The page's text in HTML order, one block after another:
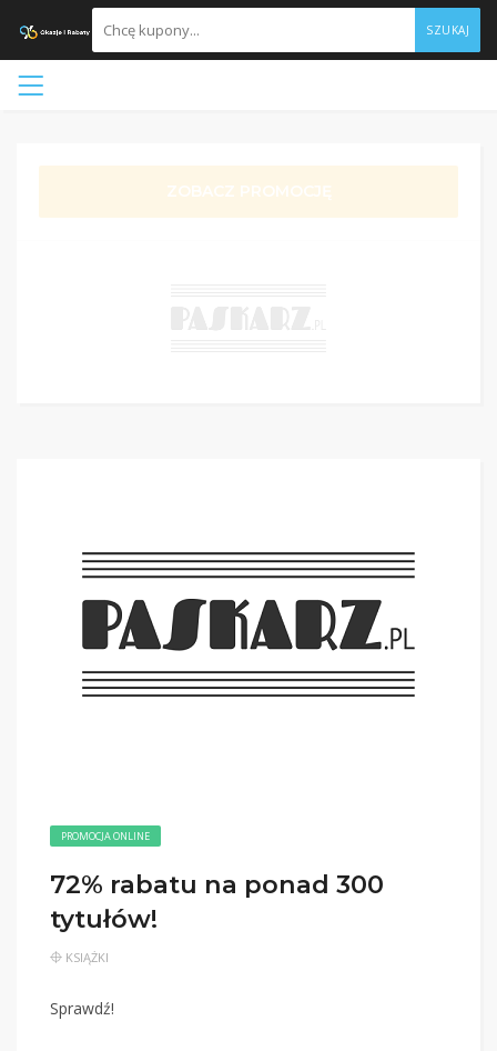
SZUKAJ
ZOBACZ PROMOCJĘ
PROMOCJA ONLINE
72% rabatu na ponad 300
tytułów!
KSIĄŻKI
Sprawdź!